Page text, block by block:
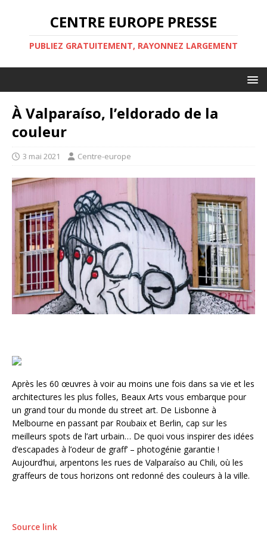
CENTRE EUROPE PRESSE
PUBLIEZ GRATUITEMENT, RAYONNEZ LARGEMENT
À Valparaíso, l’eldorado de la
couleur
3 mai 2021 Centre-europe
Après les 60 œuvres à voir au moins une fois dans sa vie et les
architectures les plus folles, Beaux Arts vous embarque pour
un grand tour du monde du street art. De Lisbonne à
Melbourne en passant par Roubaix et Berlin, cap sur les
meilleurs spots de l’art urbain… De quoi vous inspirer des idées
d’escapades à l’odeur de graff’ – photogénie garantie !
Aujourd’hui, arpentons les rues de Valparaíso au Chili, où les
graffeurs de tous horizons ont redonné des couleurs à la ville.
Source link